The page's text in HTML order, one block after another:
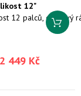
12"
2 449 Kč